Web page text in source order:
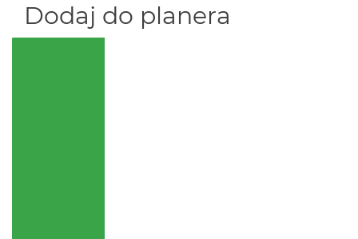
Dodaj do planera